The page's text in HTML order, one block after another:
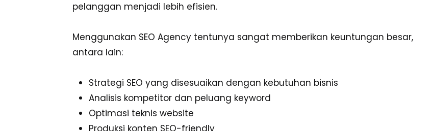
pelanggan menjadi lebih efisien.
Menggunakan SEO Agency tentunya sangat memberikan keuntungan besar,
antara lain:
Strategi SEO yang disesuaikan dengan kebutuhan bisnis
Analisis kompetitor dan peluang keyword
Optimasi teknis website